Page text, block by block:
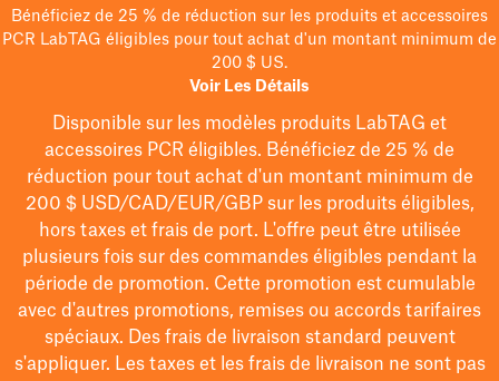
Bénéficiez de 25 % de réduction sur les produits et accessoires
PCR LabTAG éligibles pour tout achat d'un montant minimum de
200 $ US.
Voir Les Détails
Disponible sur les modèles produits LabTAG et
accessoires PCR éligibles. Bénéficiez de 25 % de
réduction pour tout achat d'un montant minimum de
200 $USD/CAD/EUR/GBPsur les produits éligibles,
hors taxes et frais de port. L'offre peut être utilisée
plusieurs fois sur des commandes éligibles pendant la
période de promotion. Cette promotion est cumulable
avec d'autres promotions, remises ou accords tarifaires
spéciaux. Des frais de livraison standard peuvent
s'appliquer. Les taxes et les frais de livraison ne sont pas